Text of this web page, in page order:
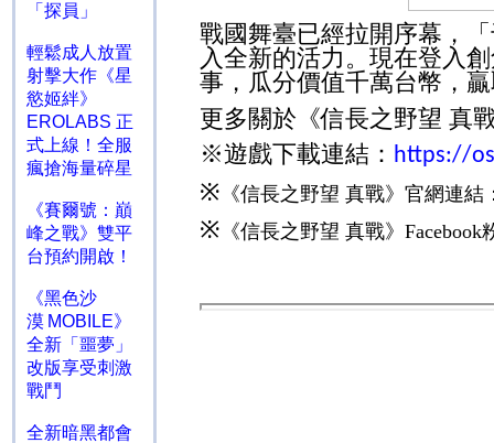
「探員」
輕鬆成人放置
射擊大作《星
慾姬絆》
EROLABS 正
式上線！全服
瘋搶海量碎星
《賽爾號：巔
峰之戰》雙平
台預約開啟！
《黑色沙
漠 MOBILE》
全新「噩夢」
改版享受刺激
戰鬥
全新暗黑都會
戰國舞臺已經拉開序幕，
入全新的活力。現在登入
事，瓜分價值千萬台幣，
更多關於《信長之野望 真
※遊戲下載連結： https://
※ 《信長之野望 真戰》官網連結
※ 《信長之野望 真戰》 Facebook